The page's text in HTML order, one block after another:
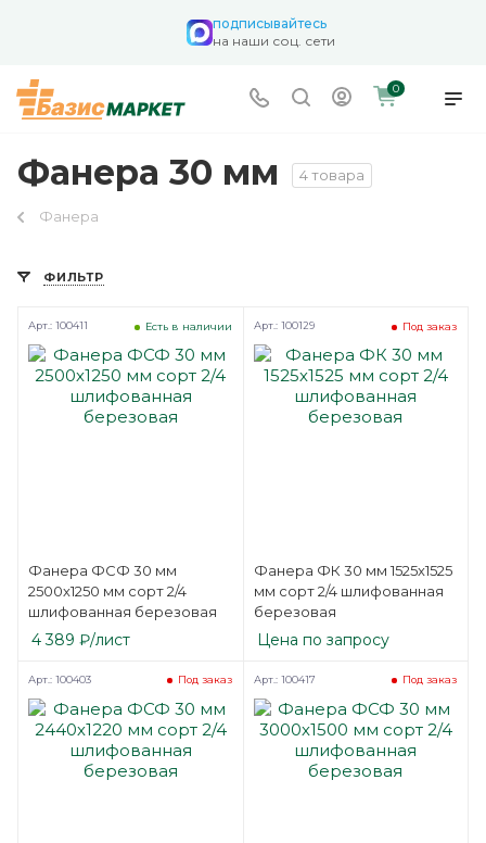
подписывайтесь
на наши соц. сети
0
Фанера 30 мм 4 товара
Фанера
ФИЛЬТР
Фанера ФСФ 30 мм
2500х1250 мм сорт 2/4
шлифованная березовая
Есть в наличии
Арт.: 100411
4 389 ₽/лист
Фанера ФК 30 мм 1525х1525
мм сорт 2/4 шлифованная
березовая
Под заказ
Арт.: 100129
Цена по запросу
Под заказ
Арт.: 100403 Под заказ
Арт.: 100417